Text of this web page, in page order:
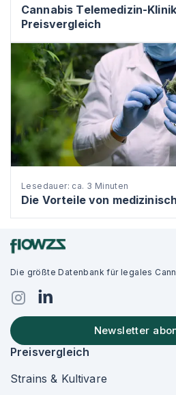
Cannabis Telemedizin-
Preisvergleich
Lesedauer: ca. 3 Minuten
Die Vorteile von
Die größte Datenbank für legales
Newsletter
Preisvergleich
Strains & Kultivare